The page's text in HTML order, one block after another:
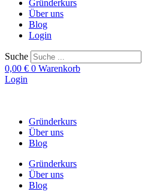
Gründerkurs
Über uns
Blog
Login
Suche
0,00 € 0 Warenkorb
Login
Gründerkurs
Über uns
Blog
Gründerkurs
Über uns
Blog